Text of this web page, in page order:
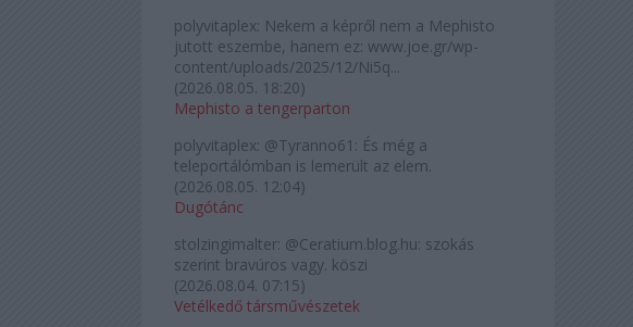
polyvitaplex: Nekem a képről nem a Mephisto
jutott eszembe, hanem ez: www.joe.gr/wp-
content/uploads/2025/12/Ni5q...
(2026.08.05. 18:20)
Mephisto a tengerparton
polyvitaplex: @Tyranno61: És még a
teleportálómban is lemerült az elem.
(2026.08.05. 12:04)
Dugótánc
stolzingimalter: @Ceratium.blog.hu: szokás
szerint bravúros vagy. köszi
(2026.08.04. 07:15)
Vetélkedő társművészetek